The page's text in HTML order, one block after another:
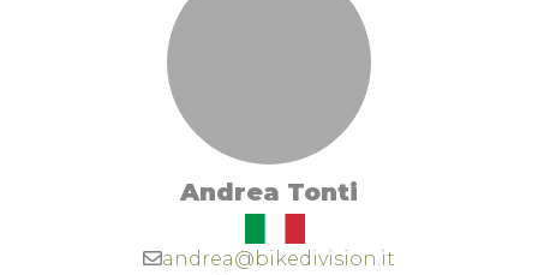
promozionali 2° livello giovanile (TI2) e guida
ciclo-turistica-sportiva della F.C.I.Guide
Cicloturistiche delle Marche -
@GuideCiclisticheDelleMarche
Andrea Tonti
andrea@bikedivision.it